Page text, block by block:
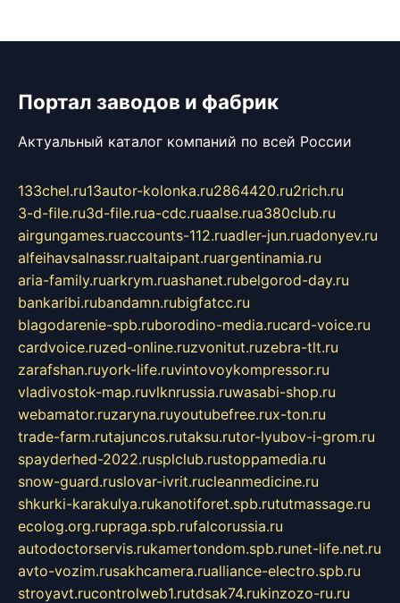
Портал заводов и фабрик
Актуальный каталог компаний по всей России
133chel.ru13autor-kolonka.ru2864420.ru2rich.ru
3-d-file.ru3d-file.rua-cdc.ruaalse.rua380club.ru
airgungames.ruaccounts-112.ruadler-jun.ruadonyev.ru
alfeihavsalnassr.rualtaipant.ruargentinamia.ru
aria-family.ruarkrym.ruashanet.rubelgorod-day.ru
bankaribi.rubandamn.rubigfatcc.ru
blagodarenie-spb.ruborodino-media.rucard-voice.ru
cardvoice.ruzed-online.ruzvonitut.ruzebra-tlt.ru
zarafshan.ruyork-life.ruvintovoykompressor.ru
vladivostok-map.ruvlknrussia.ruwasabi-shop.ru
webamator.ruzaryna.ruyoutubefree.rux-ton.ru
trade-farm.rutajuncos.rutaksu.rutor-lyubov-i-grom.ru
spayderhed-2022.rusplclub.rustoppamedia.ru
snow-guard.ruslovar-ivrit.rucleanmedicine.ru
shkurki-karakulya.rukanotiforet.spb.rututmassage.ru
ecolog.org.rupraga.spb.rufalcorussia.ru
autodoctorservis.rukamertondom.spb.runet-life.net.ru
avto-vozim.rusakhcamera.rualliance-electro.spb.ru
stroyavt.rucontrolweb1.rutdsak74.rukinzozo-ru.ru